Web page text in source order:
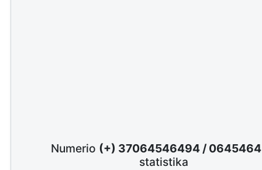
Numerio (+) 37064546494 /
statistika